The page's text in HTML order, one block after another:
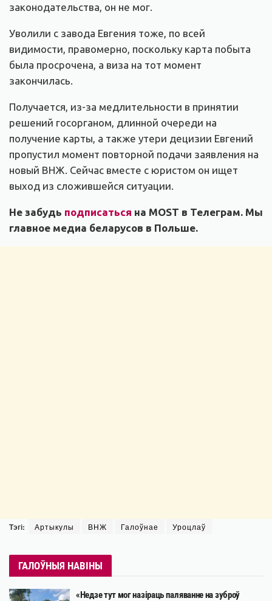
законодательства, он не мог.
Уволили с завода Евгения тоже, по всей
видимости, правомерно, поскольку карта побыта
была просрочена, а виза на тот момент
закончилась.
Получается, из-за медлительности в принятии
решений госорганом, длинной очереди на
получение карты, а также утери децизии Евгений
пропустил момент повторной подачи заявления на
новый ВНЖ. Сейчас вместе с юристом он ищет
выход из сложившейся ситуации.
Не забудь подписаться на MOST в Телеграм. Мы
главное медиа беларусов в Польше.
Тэгі: Артыкулы ВНЖ Галоўнае Уроцлаў
ГАЛОЎНЫЯ НАВІНЫ
«Недзе тут мог назіраць паляванне на зуброў